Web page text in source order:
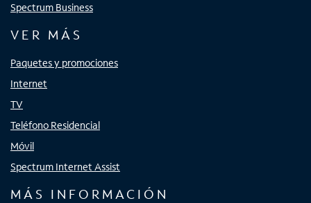
Spectrum Business
VER MÁS
Paquetes y promociones
Internet
TV
Teléfono Residencial
Móvil
Spectrum Internet Assist
MÁS INFORMACIÓN